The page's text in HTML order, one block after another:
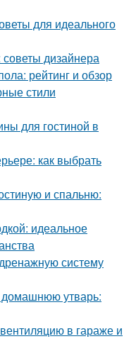
для идеального
советы дизайнера
рейтинг и обзор
стили
для гостиной в
как выбрать
и спальню:
идеальное
систему
домашнюю утварь:
в гараже и